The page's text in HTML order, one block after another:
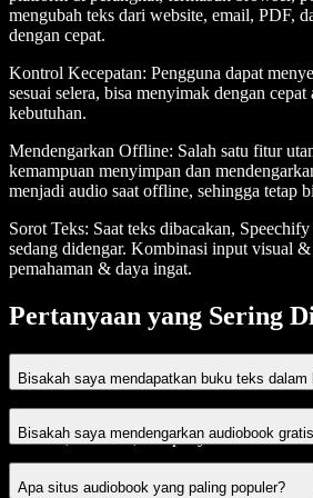
mengubah teks dari website, email, PDF,
dengan cepat.
Kontrol Kecepatan: Pengguna dapat
sesuai selera, bisa menyimak dengan cepat
kebutuhan.
Mendengarkan Offline: Salah satu fitur
kemampuan menyimpan dan
menjadi audio saat offline, sehingga tetap
Sorot Teks: Saat teks dibacakan,
sedang didengar. Kombinasi input visual
pemahaman & daya ingat.
Pertanyaan yang Sering
Bisakah saya mendapatkan buku teks dalam
Ya, banyak buku teks tersedia dalam
Audible, Amazon, dan penyedia audio
Bisakah saya mendengarkan audiobook
Tentu! Situs seperti LibriVox & Project
buku audio gratis yang bisa didengar online.
Apa situs audiobook yang paling populer?